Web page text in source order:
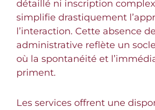
détaillé ni inscription
simplifie drastiquement
l’interaction. Cette absence
administrative reflète un
où la spontanéité et
priment.
Les services offrent une